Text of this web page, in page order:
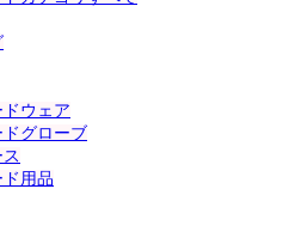
ウェア
グローブ
用品